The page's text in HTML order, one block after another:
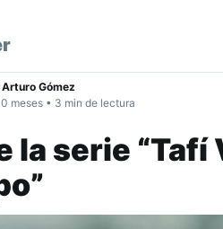
Gómez
meses • 3 min de lectura
la serie